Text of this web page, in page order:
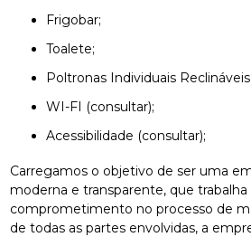
Frigobar;
Toalete;
Poltronas Individuais Reclináveis;
WI-FI (consultar);
Acessibilidade (consultar);
Carregamos o objetivo de ser uma
moderna e transparente, que
comprometimento no processo de
de todas as partes envolvidas, a